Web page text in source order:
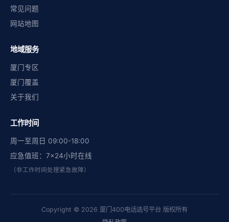
常见问题
网站地图
地域服务
厦门专区
厦门覆盖
关于我们
工作时间
周一至周日 09:00-18:00
应急值班：7×24小时在线
（非工作时间处理紧急故障）
Copyright © 2026 厦门400电话选号平台 版权所有